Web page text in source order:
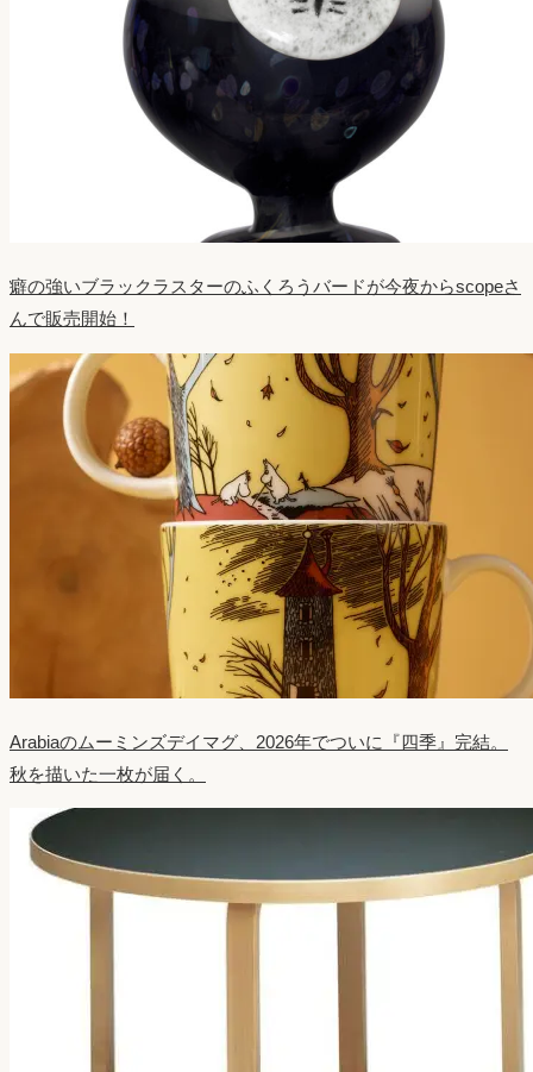
癖の強いブラックラスターのふくろうバードが今夜からscopeさ
んで販売開始！
Arabiaのムーミンズデイマグ、2026年でついに『四季』完結。
秋を描いた一枚が届く。